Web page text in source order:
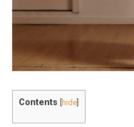
Contents [hide]